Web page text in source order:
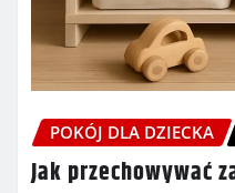
POKÓJ DLA DZIECKA
Jak przechowywać